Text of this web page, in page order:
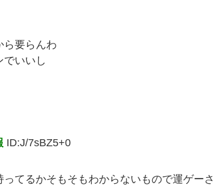
ら要らんわ
でいいし
ID:J/7sBZ5+0
てるかそもそもわからないもので運ゲー